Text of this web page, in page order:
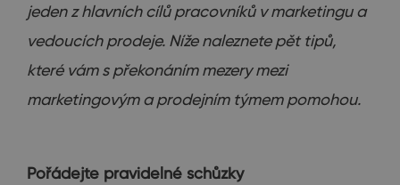
jeden z hlavních cílů pracovníků v marketingu a
vedoucích prodeje. Níže naleznete pět tipů,
které vám s překonáním mezery mezi
marketingovým a prodejním týmem pomohou.
Pořádejte pravidelné schůzky